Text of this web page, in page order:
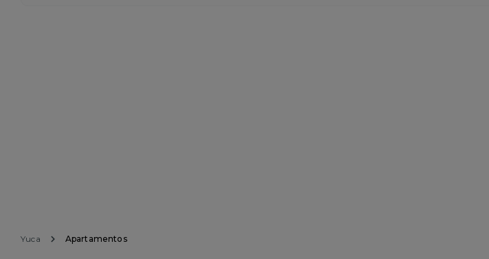
Yuca Apartamentos